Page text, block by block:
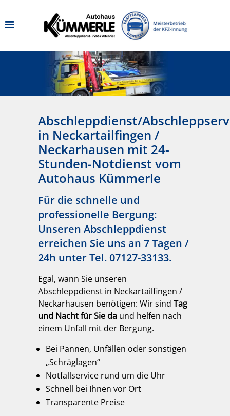
Abschleppdienst/
in Neckartailfingen /
Neckarhausen mit 24-
Stunden-Notdienst vom
Autohaus Kümmerle
Für die schnelle und
professionelle Bergung:
Unseren Abschleppdienst
erreichen Sie uns an 7 Tagen /
24h unterTel. 07127-33133.
Egal, wann Sie unseren
Abschleppdienst in Neckartailfingen /
Neckarhausen benötigen: Wir sind Tag
und Nacht für Sie da und helfen nach
einem Unfall mit der Bergung.
Bei Pannen, Unfällen oder sonstigen
„Schräglagen“
Notfallservice rund um die Uhr
Schnell bei Ihnen vor Ort
Transparente Preise